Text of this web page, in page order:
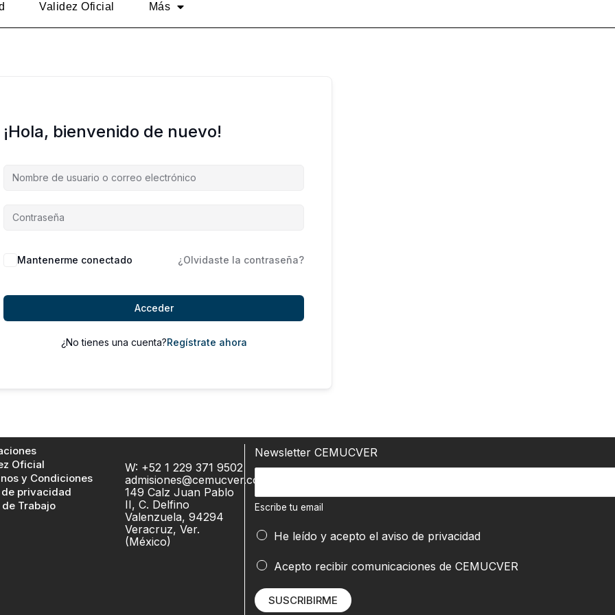
Validez Oficial Más
¡Hola, bienvenido de nuevo!
Alternative:
Mantenerme conectado ¿Olvidaste la contraseña?
Acceder
¿No tienes una cuenta?Regístrate ahora
Oficial
y Condiciones
de privacidad
de Trabajo
W: +52 1 229 371 9502
admisiones@cemucver.com
149 Calz Juan Pablo
II, C. Delfino
Valenzuela, 94294
Veracruz, Ver.
(México)
Newsletter CEMUCVER
t
e
a
l
u
c
i
b
e
t
u
Escribe tu email
He leído y acepto elaviso de privacidad
Acepto recibir comunicaciones de CEMUCVER
SUSCRIBIRME